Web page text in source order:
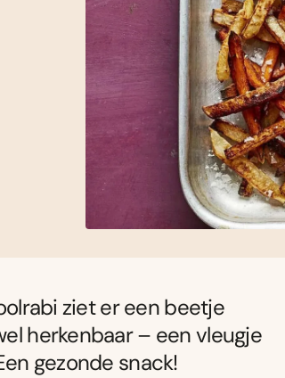
ziet er een beetje
herkenbaar – een vleugje
gezonde snack!